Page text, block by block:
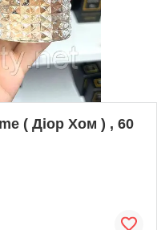
( Діор Хом ) , 60